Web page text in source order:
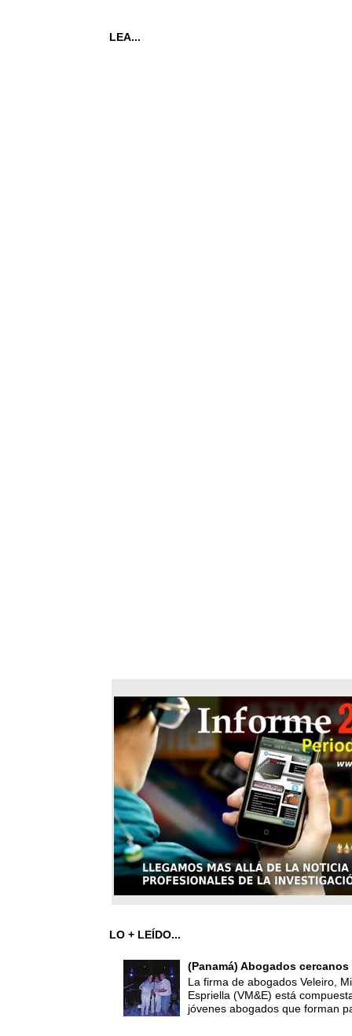
LEA...
LO + LEÍDO...
(Panamá) Abogados
La firma de abogados Veleiro,
Espriella (VM&E) está
jóvenes abogados que forman